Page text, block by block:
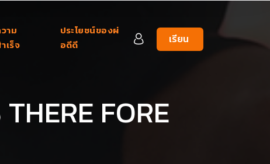
าม
เร็จ
ประโยชน์ของผ่
อดีดี
เรียน
เลย
FORE